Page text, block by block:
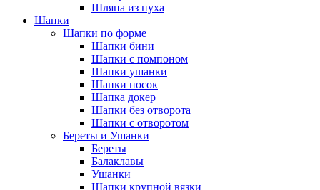
Шляпа из пуха
Шапки
Шапки по форме
Шапки бини
Шапки с помпоном
Шапки ушанки
Шапки носок
Шапка докер
Шапки без отворота
Шапки с отворотом
Береты и Ушанки
Береты
Балаклавы
Ушанки
Шапки крупной вязки